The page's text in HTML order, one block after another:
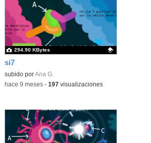
si7
Contenido educativo.
subido porAna G.
294.90 KBytes
-hace 9 meses- 197visualizaciones